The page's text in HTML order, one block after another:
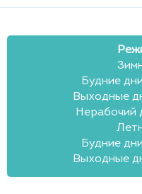
Будние
Выходные
Нерабочий
Будние
Выходные